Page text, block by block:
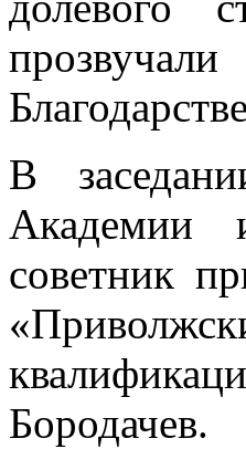
В
Академии
советник
Бородачев.